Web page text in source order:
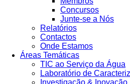
Concursos
Junte-se a Nós
Relatórios
Contactos
Onde Estamos
Áreas Temáticas
TIC ao Serviço da Água
Laboratório de
Investigação & Inovação